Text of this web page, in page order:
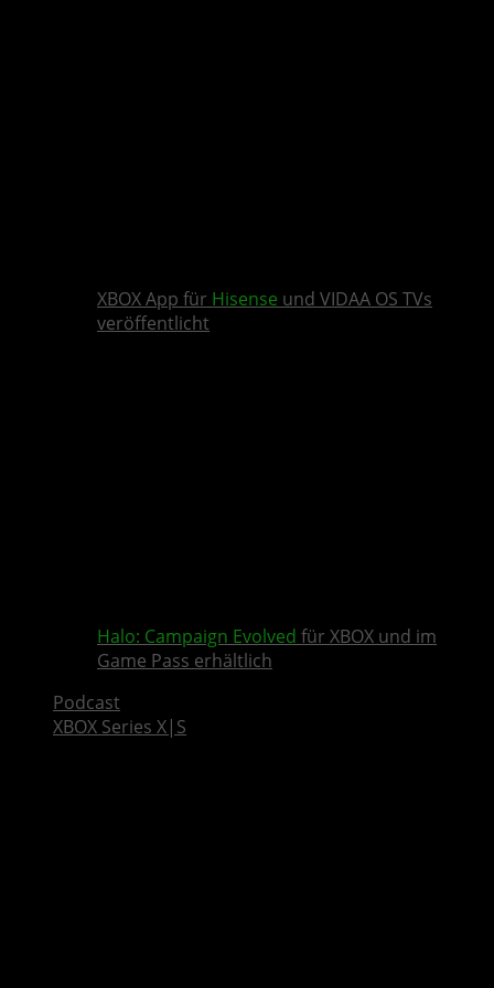
XBOX App für Hisense und VIDAA OS TVs
veröffentlicht
Halo: Campaign Evolved für XBOX und im
Game Pass erhältlich
Podcast
XBOX Series X|S